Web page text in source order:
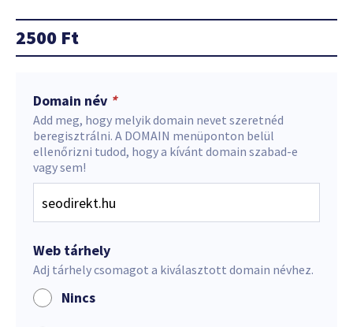
2500 Ft
Domain név *
Add meg, hogy melyik domain nevet szeretnéd
beregisztrálni. A DOMAIN menüponton belül
ellenőrizni tudod, hogy a kívánt domain szabad-e
vagy sem!
Web tárhely
Adj tárhely csomagot a kiválasztott domain névhez.
Nincs